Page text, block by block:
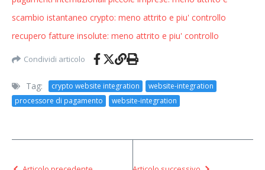
scambio istantaneo crypto: meno attrito e piu' controllo
recupero fatture insolute: meno attrito e piu' controllo
Condividi articolo
Tag: crypto website integration
website-integration
processore di pagamento
website-integration